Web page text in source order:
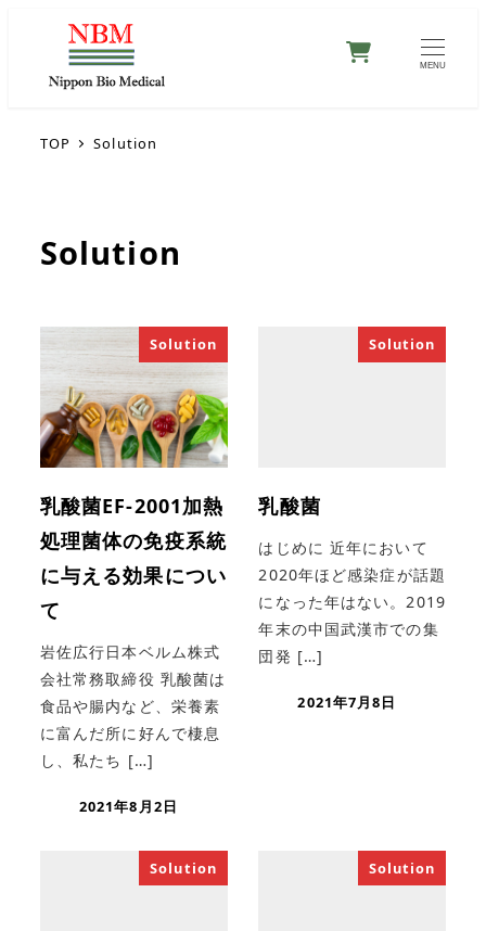
MENU
TOP Solution
Solution
Solution
乳酸菌EF-2001加熱
処理菌体の免疫系統
に与える効果につい
て
岩佐広行日本ベルム株式
会社常務取締役 乳酸菌は
食品や腸内など、栄養素
に富んだ所に好んで棲息
し、私たち […]
2021年8月2日
Solution
乳酸菌
はじめに 近年において
2020年ほど感染症が話題
になった年はない。2019
年末の中国武漢市での集
団発 […]
2021年7月8日
Solution Solution